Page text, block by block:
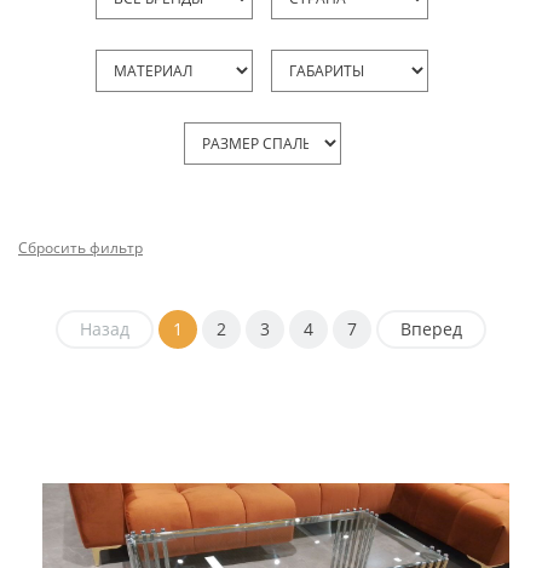
Сбросить фильтр
Назад 1 2 3 4 7 Вперед